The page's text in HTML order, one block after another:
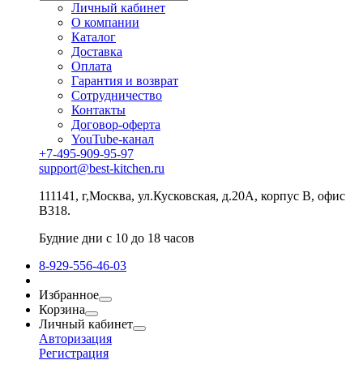
Личный кабинет
О компании
Каталог
Доставка
Оплата
Гарантия и возврат
Сотрудничество
Контакты
Договор-оферта
YouTube-канал
+7-495-909-95-97
support@best-kitchen.ru
111141, г,Москва, ул.Кусковская, д.20А, корпус В, офис
В318.
Будние дни с 10 до 18 часов
8-929-556-46-03
Избранное
Корзина
Личный кабинет
Авторизация
Регистрация